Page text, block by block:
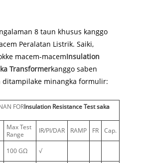
8 taun khusus kanggo
Peralatan Listrik. Saiki,
macem-macemInsulation
Transformerkanggo saben
ditampilake minangka formulir:
FORInsulation Resistance Test saka
Max Test
Range
IR/PI/DAR RAMP FR
Cap.
100 GΩ
√